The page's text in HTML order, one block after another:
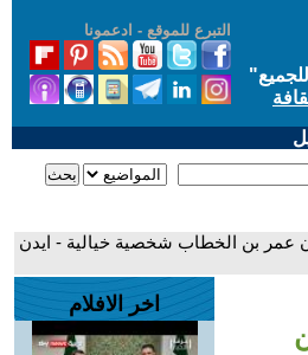
التبرع للموقع - ادعمونا
"
عمر بن الخطاب شخصية خيالية - ايدن
اخر الافلام